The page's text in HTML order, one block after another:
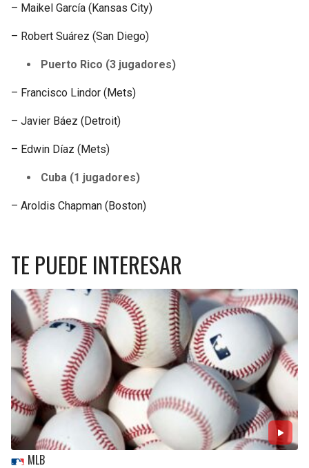
– Maikel García (Kansas City)
– Robert Suárez (San Diego)
Puerto Rico (3 jugadores)
– Francisco Lindor (Mets)
– Javier Báez (Detroit)
– Edwin Díaz (Mets)
Cuba (1 jugadores)
– Aroldis Chapman (Boston)
TE PUEDE INTERESAR
MLB